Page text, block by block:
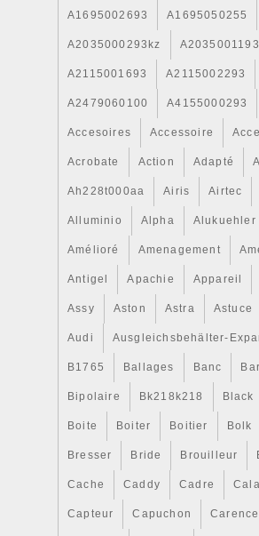
A1695002693 A1695050255
A2035000293kz A2035001193
A2115001693 A2115002293
A2479060100 A4155000293
Accesoires Accessoire
Acrobate Action Adapté
Ah228t000aa Airis Airtec
Alluminio Alpha Alukuehler
Amélioré Amenagement
Antigel Apachie Appareil
Assy Aston Astra Astuce
Audi Ausgleichsbehälter-
B1765 Ballages Banc
Bipolaire Bk218k218 Black
Boite Boiter Boitier Bolk
Bresser Bride Brouilleur
Cache Caddy Cadre
Capteur Capuchon Carence